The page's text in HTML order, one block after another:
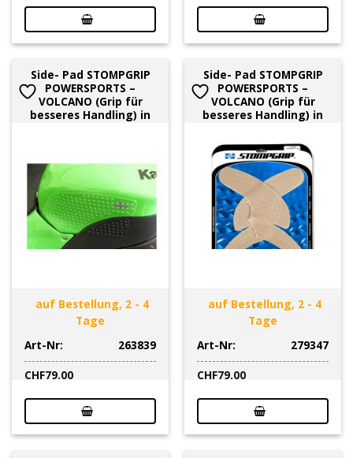
Side- Pad STOMPGRIP
POWERSPORTS –
VOLCANO (Grip für
besseres Handling) in
auf Bestellung, 2 - 4
Tage
Art-Nr:
263839
CHF79.00
Side- Pad STOMPGRIP
POWERSPORTS –
VOLCANO (Grip für
besseres Handling) in
auf Bestellung, 2 - 4
Tage
Art-Nr:
279347
CHF79.00